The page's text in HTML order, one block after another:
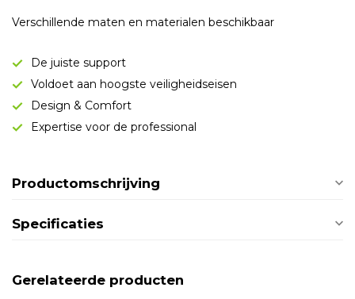
Verschillende maten en materialen beschikbaar
De juiste support
Voldoet aan hoogste veiligheidseisen
Design & Comfort
Expertise voor de professional
Productomschrijving
Specificaties
Gerelateerde producten